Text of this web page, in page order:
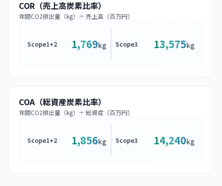
COR（売上高炭素比率）
年間CO2排出量（kg）÷ 売上高（百万円）
Scope1+2 1,769kg Scope3 13,575kg
COA（総資産炭素比率）
年間CO2排出量（kg）÷ 総資産（百万円）
Scope1+2 1,856kg Scope3 14,240kg